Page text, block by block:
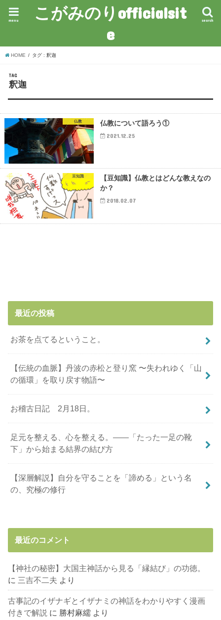
こがみのりofficialsit
e
search
menu
HOME タグ : 釈迦
TAG
釈迦
仏教 仏教について語ろう①
2021.12.25
豆知識
【豆知識】仏教とはどんな教えなの
か？
2018.02.07
最近の投稿
お茶を点てるということ。
【伝統の血脈】丹波の赤松と登り窯 〜失われゆく「山
の循環」を取り戻す物語〜
お稽古日記 2月18日。
足元を整える、心を整える。――「たった一足の靴
下」から始まる結界の結び方
【深層解説】自分を守ることを「諦める」という名
の、究極の修行
最近のコメント
【神社の秘密】大国主神話から見る「縁結び」の功徳。
に 三吉不二夫 より
古事記のイザナギとイザナミの神話をわかりやすく漫画
付きで解説 に 勝村麻繻 より